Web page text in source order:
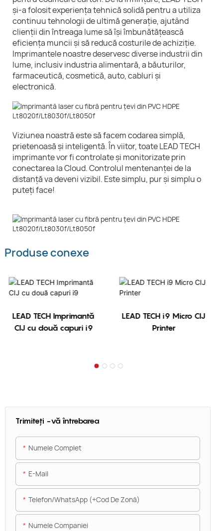
și-a folosit experiența tehnică solidă pentru a utiliza
continuu tehnologii de ultimă generație, ajutând
clienții din întreaga lume să își îmbunătățească
eficiența muncii și să reducă costurile de achiziție.
Imprimantele noastre deservesc diverse industrii din
lume, inclusiv industria alimentară, a băuturilor,
farmaceutică, cosmetică, auto, cabluri și
electronică.
Viziunea noastră este să facem codarea simplă,
prietenoasă și inteligentă. În viitor, toate LEAD TECH
imprimante vor fi controlate și monitorizate prin
conectarea la Cloud. Controlul mentenanței de la
distanță va deveni vizibil. Este simplu, pur și simplu o
puteți face!
Produse conexe
LEAD TECH Imprimantă
CIJ cu două capuri i9
LEAD TECH i9 Micro CIJ
Printer
Trimiteți -vă întrebarea
Numele Complet
E-Mail
Telefon/WhatsApp (+Cod De Zonă)
Numele Companiei